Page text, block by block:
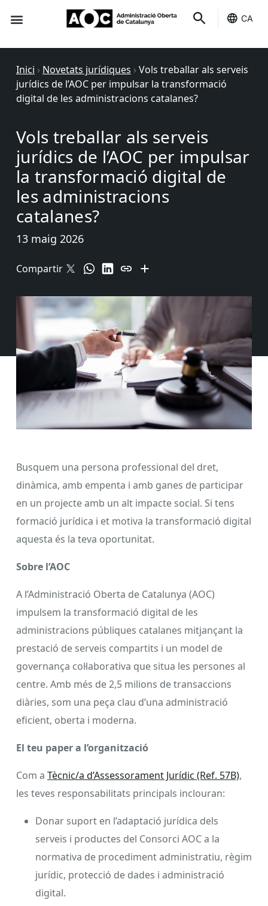
CA
Inici › Novetats jurídiques › Vols treballar als serveis
jurídics de l’AOC per impulsar la transformació
digital de les administracions catalanes?
Vols treballar als serveis
jurídics de l’AOC per impulsar
la transformació digital de
les administracions
catalanes?
13 maig 2026
Compartir
Busquem una persona professional del dret,
dinàmica, amb empenta i amb ganes de participar
en un projecte amb un alt impacte social. Si tens
formació jurídica i et motiva la transformació digital
aquesta és la teva oportunitat.
Sobre l’AOC
A l’Administració Oberta de Catalunya (AOC)
impulsem la transformació digital de les
administracions públiques catalanes mitjançant la
prestació de serveis compartits i un model de
governança col·laborativa que situa les persones al
centre. Amb més de 2,5 milions de transaccions
diàries, som una peça clau d’una administració
eficient, oberta i moderna.
El teu paper a l’organització
Com a Tècnic/a d’Assessorament Jurídic (Ref. 57B),
les teves responsabilitats principals inclouran:
Donar suport en l’adaptació jurídica dels
serveis i productes del Consorci AOC a la
normativa de procediment administratiu, règim
jurídic, protecció de dades i administració
digital.